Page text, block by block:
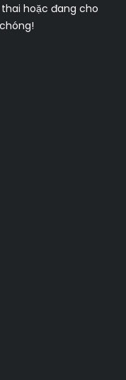
hoặc đang cho